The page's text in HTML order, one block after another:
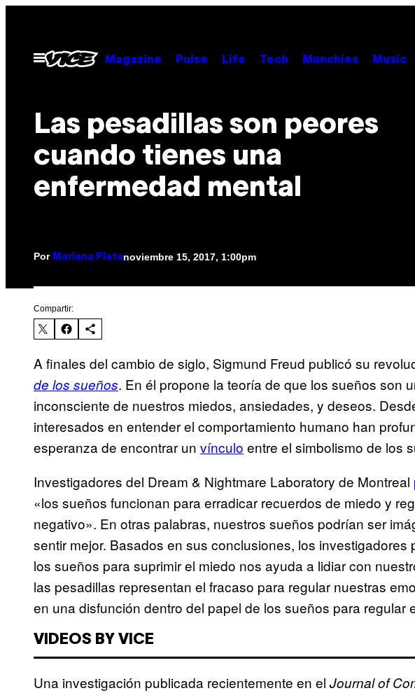
contenido
Abrir
Menú
Magazine Pulse Life Tech Munchies Music
Las pesadillas son peores
cuando tienes una
enfermedad mental
Por Mariana Platanoviembre 15, 2017, 1:00pm
Compartir:
A finales del cambio de siglo, Sigmund Freud publicó su
de los sueños. En él propone la teoría de que los sueños son
inconsciente de nuestros miedos, ansiedades, y deseos.
interesados en entender el comportamiento humano han
esperanza de encontrar un vínculo entre el simbolismo de los
Investigadores del Dream & Nightmare Laboratory de Montreal
«los sueños funcionan para erradicar recuerdos de miedo y
negativo». En otras palabras, nuestros sueños podrían ser
sentir mejor. Basados en sus conclusiones, los investigadores
los sueños para suprimir el miedo nos ayuda a lidiar con
las pesadillas representan el fracaso para regular nuestras
en una disfunción dentro del papel de los sueños para regular
VIDEOS BY VICE
Una investigación publicada recientemente en el Journal of